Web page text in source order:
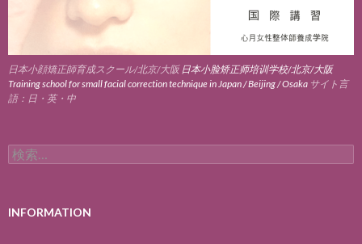
日本小顔矯正師育成スクール/北京/大阪 日本小脸矫正师培训学校/北京/大阪
Training school for small facial correction technique in Japan / Beijing / Osaka サイト言
語：日・英・中
検
索:
INFORMATION